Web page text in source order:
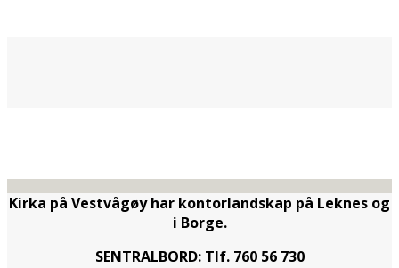
Kirka på Vestvågøy har kontorlandskap på Leknes og
i Borge.
SENTRALBORD: Tlf. 760 56 730